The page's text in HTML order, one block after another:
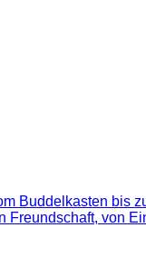
Buddelkasten bis
von